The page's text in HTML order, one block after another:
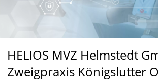
Finden
HELIOS MVZ Helmstedt
Zweigpraxis Königslutter